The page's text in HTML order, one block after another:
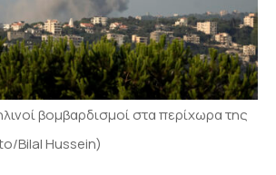
βομβαρδισμοί στα περίχωρα της
Bilal Hussein)